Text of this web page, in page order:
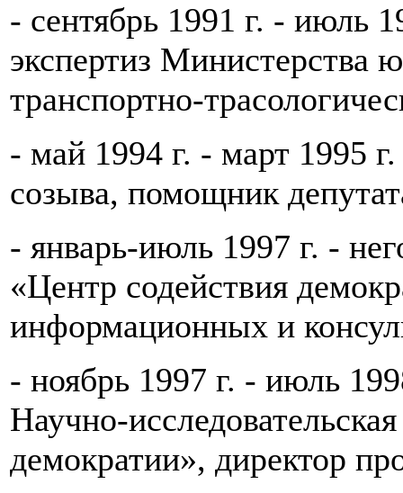
- сентябрь 1991 г. - июль
экспертиз Министерства
транспортно-
- май 1994 г. - март 1995
созыва, помощник
- январь-июль 1997 г. -
«Центр содействия
информационных и
- ноябрь 1997 г. - июль
Научно-
демократии», директор